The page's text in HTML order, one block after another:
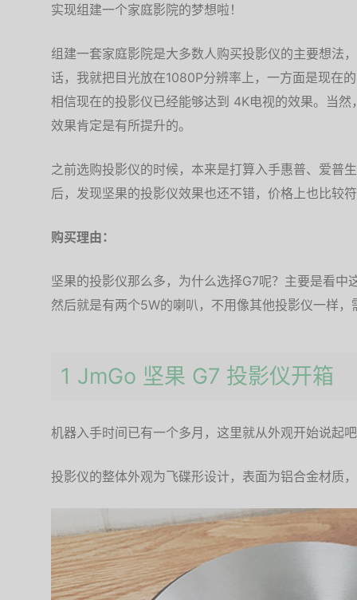
实现组建一个家庭影院的梦想啦！
组建一套家庭影院是大多数人购买投影仪的主要想法
话，我就把目光放在1080P分辨率上，一方面是现在
相信现在的投影仪已经能够达到 4K电视的效果。当
效果肯定是有所提升的。
之前选购投影仪的时候，本来是打算入手惠普、爱普
后，发现坚果的投影仪效果也还不错，价格上也比较
购买理由：
坚果的投影仪那么多，为什么选择G7呢？主要是看
然后就是有两个5W的喇叭，不用像其他投影仪一样，
1 JmGo 坚果 G7 投影仪开箱
机器入手时间已有一个多月，这里就从外观开始说起
投影仪的整体外观为飞碟形设计，表面为铝合金材质